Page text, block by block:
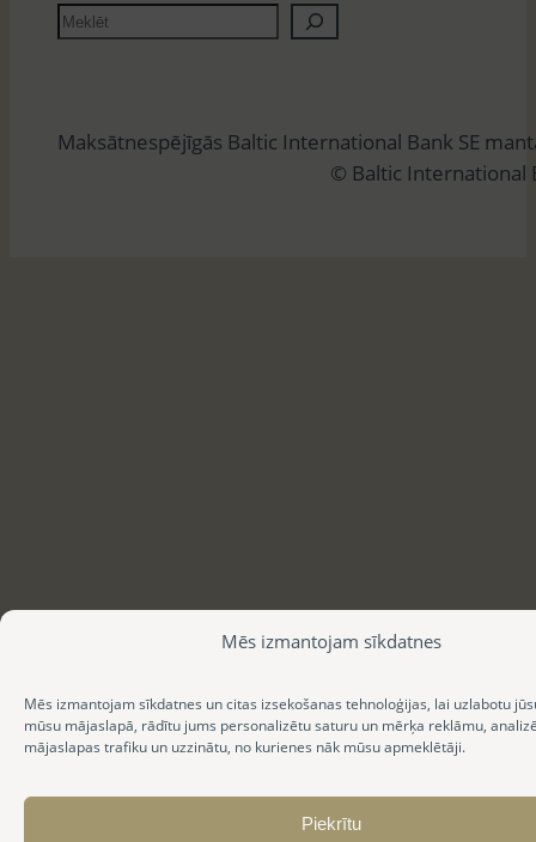
Mēs izmantojam sīkdatnes
Mēs izmantojam sīkdatnes un citas izsekošanas tehnoloģijas, lai uzlabotu
mūsu mājaslapā, rādītu jums personalizētu saturu un mērķa reklāmu,
mājaslapas trafiku un uzzinātu, no kurienes nāk mūsu apmeklētāji.
Piekrītu
M
e
ē
Maksātnespējīgās Baltic International Bank SE
© Baltic International